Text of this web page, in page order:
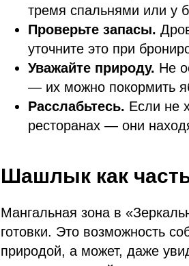
тремя спальнями или у
Проверьте запасы.
уточните это при
Уважайте природу. Не
— их можно покормить
Расслабьтесь. Если не
ресторанах — они
Шашлык как
Мангальная зона в
готовки. Это возможность
природой, а может, даже